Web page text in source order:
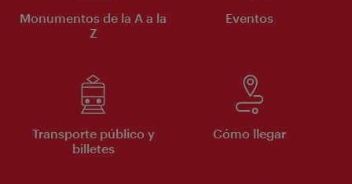
Monumentos de la A a la
Z
Eventos
Transporte público y
billetes
Cómo llegar